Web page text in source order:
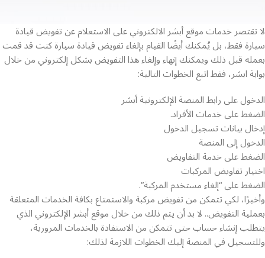
لا تقتصر خدمات موقع أبشر الالكتروني على الاستعلام عن تفويض قيادة
سيارة فقط، بل يُمكنك أيضًا القيام بإلغاء تفويض قيادة سيارة كنت قد قمت
بعمله قبل ذلك ويمكنك إنهاء وإلغاء هذا التفويض بشكل إلكتروني من خلال
بوابة ابشر، فقط اتبع الخطوات التالية:
الدخول على رابط المنصة الإلكترونية أبشر
الضغط على خدمات الأفراد.
إدخال بيانات تسجيل الدخول
الدخول إلى المنصة
الضغط على خدمة التفاويض
اختيار تفاويض المركبات
الضغط على “إلغاء مستخدم المركبة”.
وأخيرًا، لكي تتمكن من تفويض مركبة والاستمتاع بكافة الخدمات المتعلقة
بعملية التفويض.. لا بد أن يتم ذلك من خلال موقع أبشر الإلكتروني الذي
يتطلب إنشاء حساب حتى تتمكن من الاستفادة بالخدمات المرورية،
وللتسجيل في المنصة إليك الخطوات اللازمة لذلك: